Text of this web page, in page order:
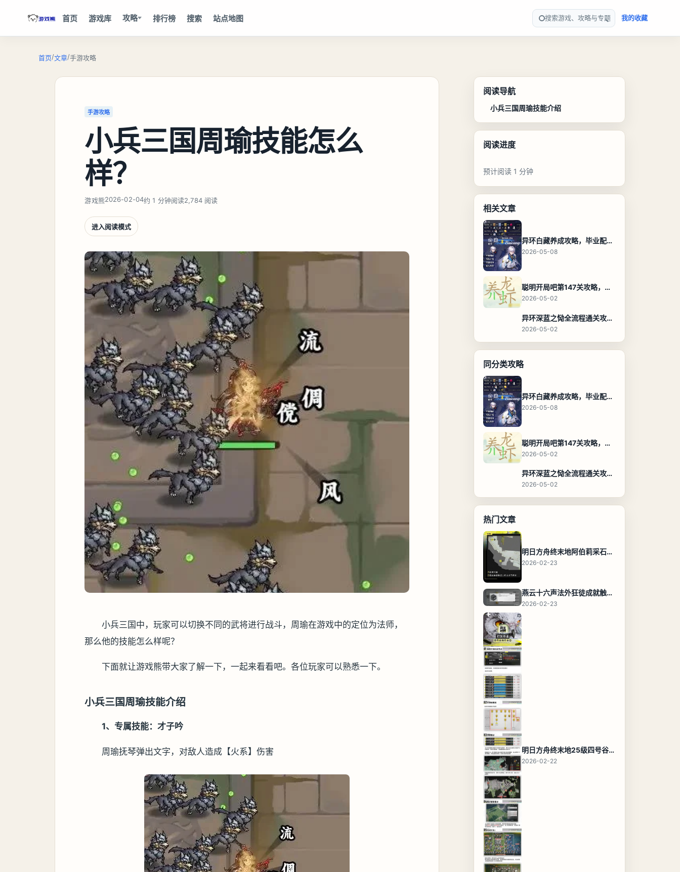
首页 游戏库 攻略 排行榜 搜索 站点地图 搜索游戏、攻略与专题 我的收藏
首页/文章/手游攻略
手游攻略
小兵三国周瑜技能怎么
样？
游戏熊2026-02-04约 1 分钟阅读2,784 阅读
进入阅读模式
小兵三国中，玩家可以切换不同的武将进行战斗，周瑜在游戏中的定位为法师，
那么他的技能怎么样呢？
下面就让游戏熊带大家了解一下，一起来看看吧。各位玩家可以熟悉一下。
小兵三国周瑜技能介绍
1、专属技能：才子吟
周瑜抚琴弹出文字，对敌人造成【火系】伤害
阅读导航
小兵三国周瑜技能介绍
阅读进度
预计阅读 1 分钟
相关文章
异环白藏养成攻略，毕业配装、技能加点与阵容搭配保姆级解析
2026-05-08
聪明开局吧第147关攻略，养龙虾找出27个常用字通关答案
2026-05-02
异环深蓝之恸全流程通关攻略，教程与隐藏奖励
2026-05-02
同分类攻略
异环白藏养成攻略，毕业配装、技能加点与阵容搭配保姆级解析
2026-05-08
聪明开局吧第147关攻略，养龙虾找出27个常用字通关答案
2026-05-02
异环深蓝之恸全流程通关攻略，教程与隐藏奖励
2026-05-02
热门文章
明日方舟终末地阿伯莉采石场宝箱全收集攻略，全点位分布图与路线
2026-02-23
燕云十六声法外狂徒成就触发条件与通关攻略
2026-02-23
明日方舟终末地25级四号谷地基地蓝图，高效布局规划
2026-02-22